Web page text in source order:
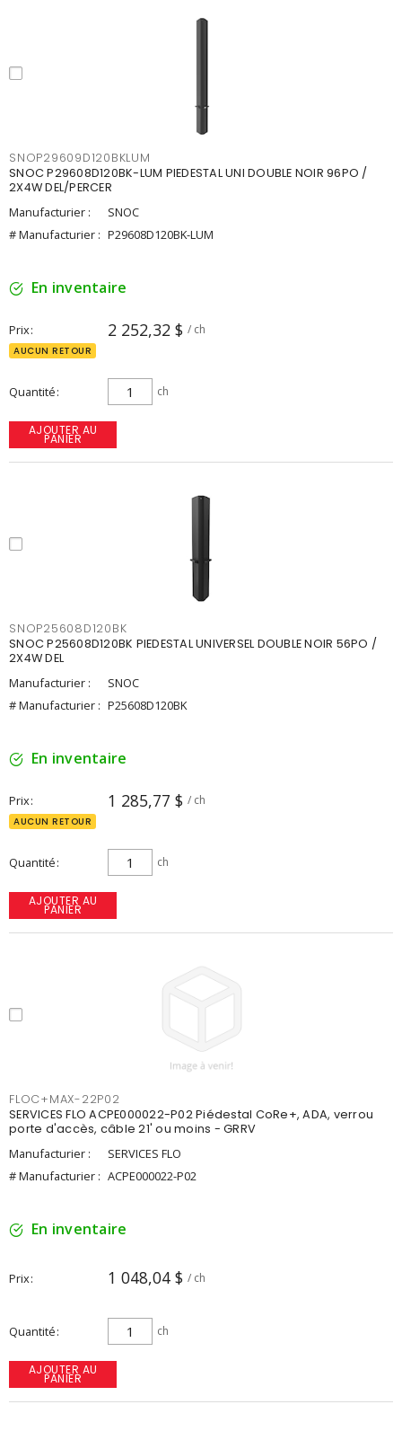
SNOP29609D120BKLUM
SNOC P29608D120BK-LUM PIEDESTAL UNI DOUBLE NOIR 96PO /
2X4W DEL/PERCER
Manufacturier :
SNOC
# Manufacturier : P29608D120BK-LUM
En inventaire
Prix 2 252,32 $ / ch
AUCUN RETOUR
Quantité ch
AJOUTER AU
PANIER
SNOP25608D120BK
SNOC P25608D120BK PIEDESTAL UNIVERSEL DOUBLE NOIR 56PO /
2X4W DEL
Manufacturier :
SNOC
# Manufacturier : P25608D120BK
En inventaire
Prix 1 285,77 $ / ch
AUCUN RETOUR
Quantité ch
AJOUTER AU
PANIER
FLOC+MAX-22P02
SERVICES FLO ACPE000022-P02 Piédestal CoRe+, ADA, verrou
porte d'accès, câble 21' ou moins - GRRV
Manufacturier :
SERVICES FLO
# Manufacturier : ACPE000022-P02
En inventaire
Prix 1 048,04 $ / ch
Quantité ch
AJOUTER AU
PANIER